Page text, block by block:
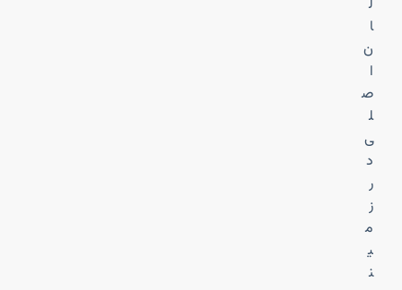
ل
ا
ن
ا
ص
ل
ی
د
ر
ز
م
ی
ن